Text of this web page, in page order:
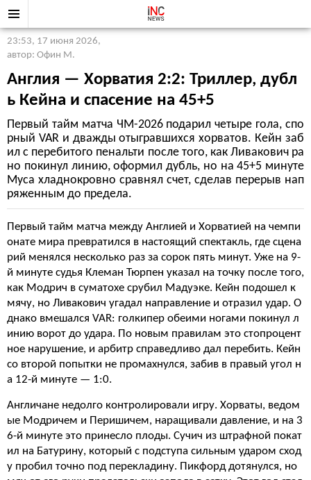
23:53, 17 июня 2026,
автор: Офин М.
Англия — Хорватия 2:2: Триллер, дубл
ь Кейна и спасение на 45+5
Первый тайм матча ЧМ-2026 подарил четыре гола, спо
рный VAR и дважды отыгравшихся хорватов. Кейн заб
ил с перебитого пенальти после того, как Ливакович ра
но покинул линию, оформил дубль, но на 45+5 минуте
Муса хладнокровно сравнял счет, сделав перерыв нап
ряженным до предела.
Первый тайм матча между Англией и Хорватией на чемпи
онате мира превратился в настоящий спектакль, где сцена
рий менялся несколько раз за сорок пять минут. Уже на 9-
й минуте судья Клеман Тюрпен указал на точку после того,
как Модрич в суматохе срубил Мадуэке. Кейн подошел к
мячу, но Ливакович угадал направление и отразил удар. О
днако вмешался VAR: голкипер обеими ногами покинул л
инию ворот до удара. По новым правилам это стопроцент
ное нарушение, и арбитр справедливо дал перебить. Кейн
со второй попытки не промахнулся, забив в правый угол н
а 12-й минуте — 1:0.
Англичане недолго контролировали игру. Хорваты, ведом
ые Модричем и Перишичем, наращивали давление, и на 3
6-й минуте это принесло плоды. Сучич из штрафной покат
ил на Батурину, который с подступа сильным ударом сход
у пробил точно под перекладину. Пикфорд дотянулся, но